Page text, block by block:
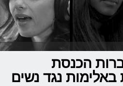
הכנסת
באלימות נגד נשים